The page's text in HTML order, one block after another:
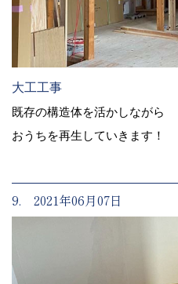
大工工事
既存の構造体を活かしながら
おうちを再生していきます！
9. 2021年06月07日